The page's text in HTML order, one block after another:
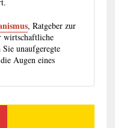
, Ratgeber zur
unaufgeregte
Augen eines